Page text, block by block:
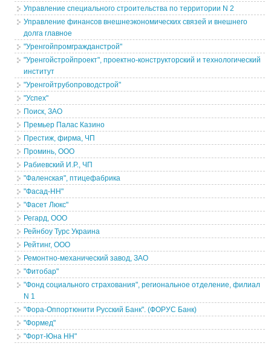
Управление специального строительства по территории N 2
Управление финансов внешнеэкономических связей и внешнего
долга главное
"Уренгойпромгражданстрой"
"Уренгойстройпроект", проектно-конструкторский и технологический
институт
"Уренгойтрубопроводстрой"
"Успех"
Поиск, ЗАО
Премьер Палас Казино
Престиж, фирма, ЧП
Проминь, ООО
Рабиевский И.Р., ЧП
"Фаленская", птицефабрика
"Фасад-НН"
"Фасет Люкс"
Регард, ООО
Рейнбоу Турс Украина
Рейтинг, ООО
Ремонтно-механический завод, ЗАО
"Фитобар"
"Фонд социального страхования", региональное отделение, филиал
N 1
"Фора-Оппортюнити Русский Банк". (ФОРУС Банк)
"Формед"
"Форт-Юна НН"